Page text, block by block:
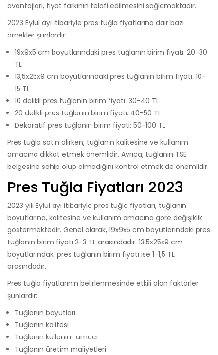
avantajları, fiyat farkının telafi edilmesini sağlamaktadır.
2023 Eylül ayı itibariyle pres tuğla fiyatlarına dair bazı
örnekler şunlardır:
19x9x5 cm boyutlarındaki pres tuğlanın birim fiyatı: 20-30
TL
13,5x25x9 cm boyutlarındaki pres tuğlanın birim fiyatı: 10-
15 TL
10 delikli pres tuğlanın birim fiyatı: 30-40 TL
20 delikli pres tuğlanın birim fiyatı: 40-50 TL
Dekoratif pres tuğlanın birim fiyatı: 50-100 TL
Pres tuğla satın alırken, tuğlanın kalitesine ve kullanım
amacına dikkat etmek önemlidir. Ayrıca, tuğlanın TSE
belgesine sahip olup olmadığını kontrol etmek de önemlidir.
Pres Tuğla Fiyatları 2023
2023 yılı Eylül ayı itibariyle pres tuğla fiyatları, tuğlanın
boyutlarına, kalitesine ve kullanım amacına göre değişiklik
göstermektedir. Genel olarak, 19x9x5 cm boyutlarındaki pres
tuğlanın birim fiyatı 2-3 TL arasındadır. 13,5x25x9 cm
boyutlarındaki pres tuğlanın birim fiyatı ise 1-1,5 TL
arasındadır.
Pres tuğla fiyatlarının belirlenmesinde etkili olan faktörler
şunlardır:
Tuğlanın boyutları
Tuğlanın kalitesi
Tuğlanın kullanım amacı
Tuğlanın üretim maliyetleri